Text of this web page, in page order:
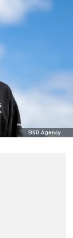
BSR Agency